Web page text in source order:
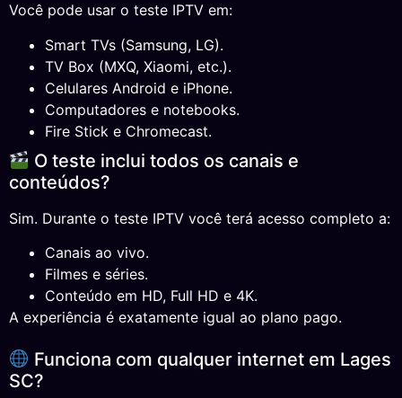
Você pode usar o teste IPTV em:
Smart TVs (Samsung, LG).
TV Box (MXQ, Xiaomi, etc.).
Celulares Android e iPhone.
Computadores e notebooks.
Fire Stick e Chromecast.
O teste inclui todos os canais e
conteúdos?
Sim. Durante o teste IPTV você terá acesso completo a:
Canais ao vivo.
Filmes e séries.
Conteúdo em HD, Full HD e 4K.
A experiência é exatamente igual ao plano pago.
Funciona com qualquer internet em Lages
SC?